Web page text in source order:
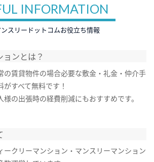
INFORMATION
スリードットコムお役立ち情報
ンとは？
の賃貸物件の場合必要な敷金・礼金・仲介手
がすべて無料です！
様の出張時の経費削減にもおすすめです。
ークリーマンション・マンスリーマンション